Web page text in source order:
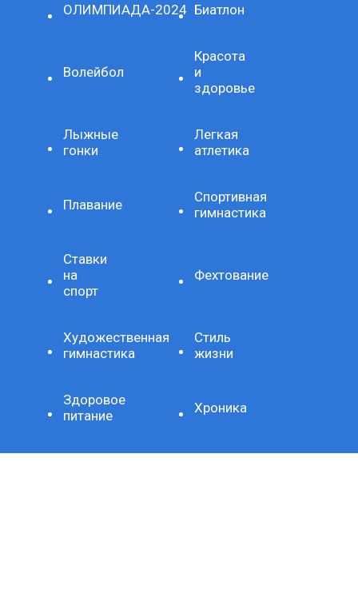
ОЛИМПИАДА-2024 Биатлон
Волейбол
Красота
и
здоровье
Лыжные
гонки
Легкая
атлетика
Плавание
Спортивная
гимнастика
Ставки
на
спорт
Фехтование
Художественная
гимнастика
Стиль
жизни
Здоровое
питание
Хроника